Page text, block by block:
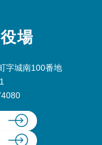
場
字城南100番地